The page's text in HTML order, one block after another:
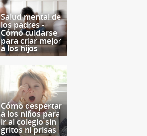
Salud mental de
los padres -
Cómo cuidarse
para criar mejor
a los hijos
Cómo despertar
a los niños para
ir al colegio sin
gritos ni prisas